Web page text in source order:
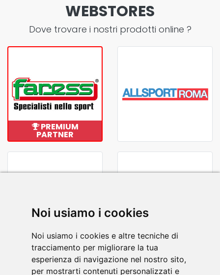
Noi usiamo i cookies
Noi usiamo i cookies e altre tecniche di
tracciamento per migliorare la tua
esperienza di navigazione nel nostro sito,
per mostrarti contenuti personalizzati e
WEBSTORES
Dove trovare i nostri prodotti online ?
PREMIUM
PARTNER